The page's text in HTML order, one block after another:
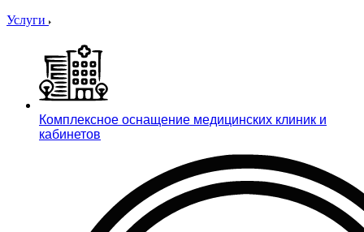
Услуги
Комплексное оснащение медицинских клиник и
кабинетов